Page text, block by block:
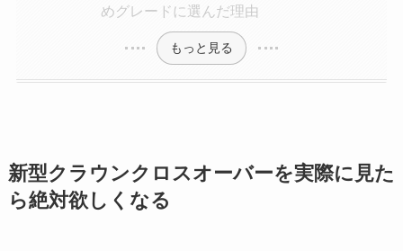
めグレードに選んだ理由
もっと見る
新型クラウンクロスオーバーを実際に見た
ら絶対欲しくなる